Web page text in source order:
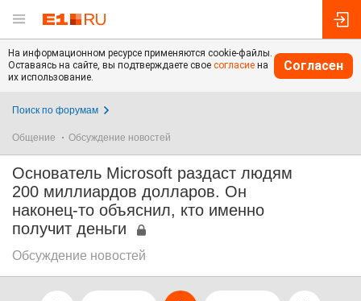
На информационном ресурсе применяются cookie-файлы.
Оставаясь на сайте, вы подтверждаете свое согласие на
их использование.
Согласен
Поиск по форумам
Общение Обсуждение новостей
Основатель Microsoft раздаст людям
200 миллиардов долларов. Он
наконец-то объяснил, кто именно
получит деньги
Обсуждение новостей